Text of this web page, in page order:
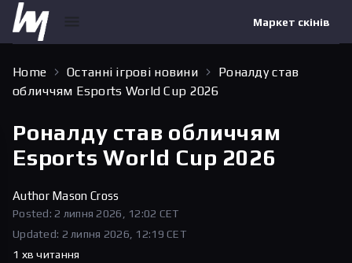
Маркет скінів
Home Останні ігрові новини
Роналду став
обличчям Esports World Cup 2026
Роналду став обличчям
Esports World Cup 2026
Author Mason Cross
Posted: 2 липня 2026, 12:02 CET
Updated: 2 липня 2026, 12:19 CET
1 хв читання